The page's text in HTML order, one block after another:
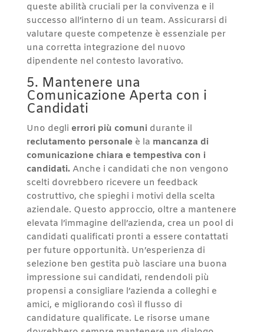
queste abilità cruciali per la convivenza e il
successo all’interno di un team. Assicurarsi di
valutare queste competenze è essenziale per
una corretta integrazione del nuovo
dipendente nel contesto lavorativo.
5. Mantenere una
Comunicazione Aperta con i
Candidati
Uno degli errori più comuni durante il
reclutamento personaleè la mancanza di
comunicazione chiara e tempestiva con i
candidati. Anche i candidati che non vengono
scelti dovrebbero ricevere un feedback
costruttivo, che spieghi i motivi della scelta
aziendale. Questo approccio, oltre a mantenere
elevata l’immagine dell’azienda, crea un pool di
candidati qualificati pronti a essere contattati
per future opportunità. Un’esperienza di
selezione ben gestita può lasciare una buona
impressione sui candidati, rendendoli più
propensi a consigliare l’azienda a colleghi e
amici, e migliorando così il flusso di
candidature qualificate. Le risorse umane